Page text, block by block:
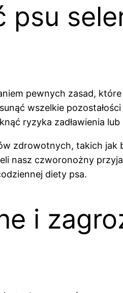
psu
pewnych zasad,
wszelkie
ryzyka zadławienia
zdrowotnych, takich jak
nasz czworonożny
diety psa.
i